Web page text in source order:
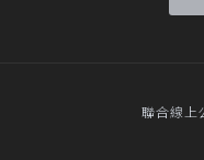
聯合線上